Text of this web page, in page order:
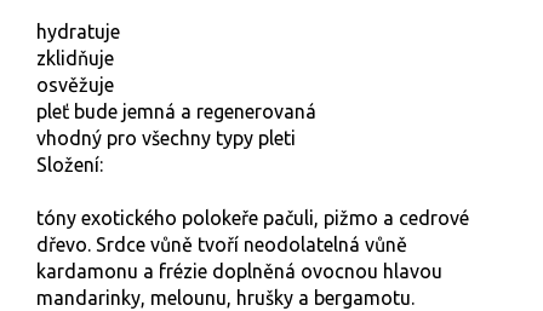
hydratuje
zklidňuje
osvěžuje
pleť bude jemná a regenerovaná
vhodný pro všechny typy pleti
Složení:
tóny exotického polokeře pačuli, pižmo a cedrové
dřevo. Srdce vůně tvoří neodolatelná vůně
kardamonu a frézie doplněná ovocnou hlavou
mandarinky, melounu, hrušky a bergamotu.